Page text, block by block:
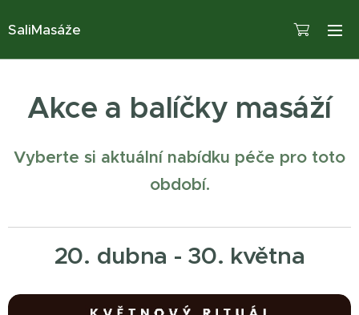
SaliMasáže
Akce a balíčky masáží
Vyberte si aktuální nabídku péče pro toto
období.
20. dubna - 30. května